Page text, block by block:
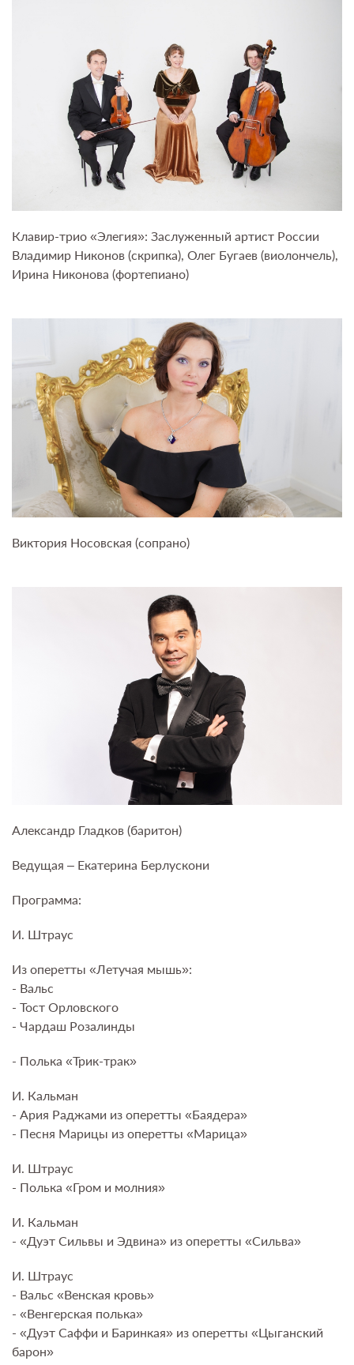
Клавир-трио «Элегия»: Заслуженный артист России
Владимир Никонов (скрипка), Олег Бугаев (виолончель),
Ирина Никонова (фортепиано)
Виктория Носовская (сопрано)
Александр Гладков (баритон)
Ведущая – Екатерина Берлускони
Программа:
И. Штраус
Из оперетты «Летучая мышь»:
- Вальс
- Тост Орловского
- Чардаш Розалинды
- Полька «Трик-трак»
И. Кальман
- Ария Раджами из оперетты «Баядера»
- Песня Марицы из оперетты «Марица»
И. Штраус
- Полька «Гром и молния»
И. Кальман
- «Дуэт Сильвы и Эдвина» из оперетты «Сильва»
И. Штраус
- Вальс «Венская кровь»
- «Венгерская полька»
- «Дуэт Саффи и Баринкая» из оперетты «Цыганский
барон»